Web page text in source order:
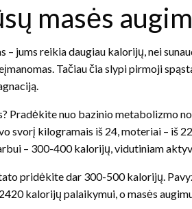
masės
– jums reikia daugiau kalorijų, nei
Tačiau čia slypi pirmoji
Pradėkite nuo bazinio metabolizmo
svorį kilogramais iš 24, moteriai – iš
– 300-400 kalorijų, vidutiniam
pridėkite dar 300-500 kalorijų.
kalorijų palaikymui, o masės